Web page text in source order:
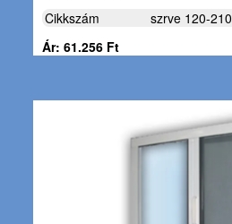
Cikkszám
szrve 120-210
Ár: 61.256 Ft